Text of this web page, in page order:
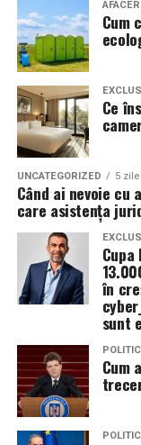
Valoarea 30
temperatura
Rezultatul este
economie de
Pentru ce
USVO 5W30?
Tipul deulei de
recomandat
necesită un ulei
În funcție de
utilizat pe
Mercedes-
Audi;
În plus, prin
organizatorii unui
impactul negativ
soluțiile
pentru natură.
promovarea unui
de vedere
naturale.
Impactul pozitiv
Alegerea unor
de toaletă, poate
unui eveniment.
ce în ce mai
organizatorii care
ar fi închirierea
câștiga
Aceasta nu doar
eveniment, dar
Cum
Ce
UNCATEGORIZED 5
Când ai nevoie
care asistența
în
sunt
Cum